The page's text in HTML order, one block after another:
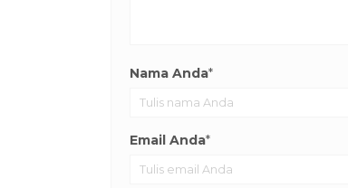
Nama Anda*
Email Anda*